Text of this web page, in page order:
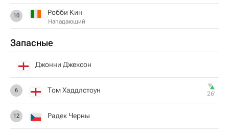
10 Робби Кин
Нападающий
Запасные
Джонни Джексон
6 Том Хаддлстоун 26‎’‎
12 Радек Черны